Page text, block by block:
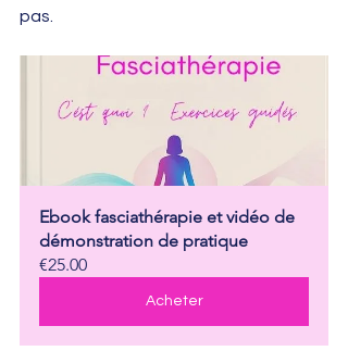
pas.
Ebook fasciathérapie et vidéo de
démonstration de pratique
€25.00
Acheter